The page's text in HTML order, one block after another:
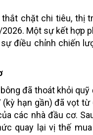
chặt chi tiêu, thị
Một sự kết hợp
điều chỉnh chiến
đã thoát khỏi
hạn gần) đã vọt
các nhà đầu cơ.
quay lại vị thế